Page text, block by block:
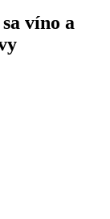
víno a